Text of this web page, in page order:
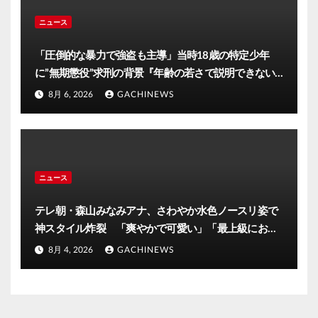
ニュース
「圧倒的な暴力で強盗も主導」当時18歳の特定少年
に”無期懲役”求刑の背景『年齢の若さで説明できない
ほど悪質だと検察が判断』＜元裁判官が解説＞全国的
8月 6, 2026 GACHINEWS
ニュース
テレ朝・森山みなみアナ、さわやか水色ノースリ姿で
神スタイル炸裂 「爽やかで可愛い」「最上級にお似
合い」(J-CASTニュース)
8月 4, 2026 GACHINEWS